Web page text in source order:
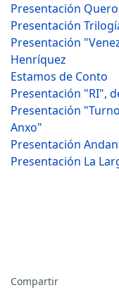
Presentación
Presentación
Presentación
Henríquez
Estamos de Conto
Presentación "RI",
Presentación
Anxo"
Presentación
Presentación La
Compartir